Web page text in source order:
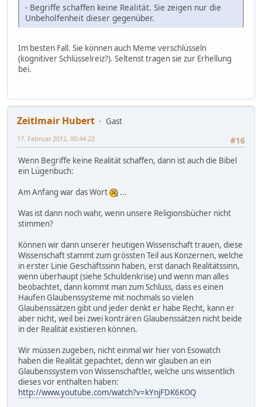
- Begriffe schaffen keine Realität. Sie zeigen nur die
Unbeholfenheit dieser gegenüber.
Im besten Fall. Sie können auch Meme verschlüsseln
(kognitiver Schlüsselreiz?). Seltenst tragen sie zur Erhellung
bei.
Zeitlmair Hubert
Gast
#16
17. Februar 2012, 00:44:22
Wenn Begriffe keine Realität schaffen, dann ist auch die Bibel
ein Lügenbuch:
Am Anfang war das Wort
...
Was ist dann noch wahr, wenn unsere Religionsbücher nicht
stimmen?
Können wir dann unserer heutigen Wissenschaft trauen, diese
Wissenschaft stammt zum grössten Teil aus Konzernen, welche
in erster Linie Geschäftssinn haben, erst danach Realitätssinn,
wenn überhaupt (siehe Schuldenkrise) und wenn man alles
beobachtet, dann kommt man zum Schluss, dass es einen
Haufen Glaubenssysteme mit nochmals so vielen
Glaubenssätzen gibt und jeder denkt er habe Recht, kann er
aber nicht, weil bei zwei konträren Glaubenssätzen nicht beide
in der Realität existieren können.
Wir müssen zugeben, nicht einmal wir hier von Esowatch
haben die Realität gepachtet, denn wir glauben an ein
Glaubenssystem von Wissenschaftler, welche uns wissentlich
dieses vor enthalten haben:
http://www.youtube.com/watch?v=kYnjFDK6KOQ